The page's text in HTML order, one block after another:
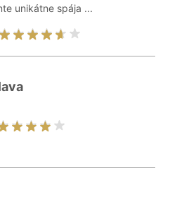
unikátne spája ...